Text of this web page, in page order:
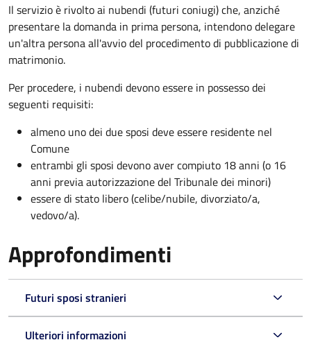
Il servizio è rivolto ai nubendi (futuri coniugi) che, anziché
presentare la domanda in prima persona, intendono delegare
un'altra persona all'avvio del procedimento di pubblicazione di
matrimonio.
Per procedere, i nubendi devono essere in possesso dei
seguenti requisiti:
almeno uno dei due sposi deve essere residente nel
Comune
entrambi gli sposi devono aver compiuto 18 anni (o 16
anni previa autorizzazione del Tribunale dei minori)
essere di stato libero (celibe/nubile, divorziato/a,
vedovo/a).
Approfondimenti
Futuri sposi stranieri
Ulteriori informazioni